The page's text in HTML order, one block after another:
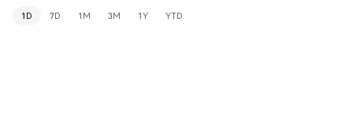
1D 7D 1M 3M 1Y YTD